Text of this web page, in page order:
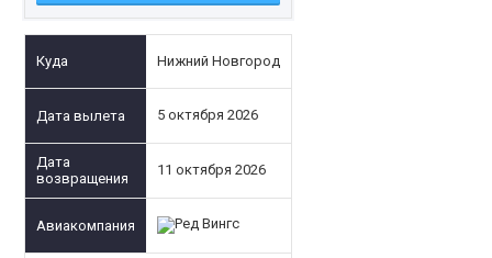
Нижний Новгород
5 октября 2026
11 октября 2026